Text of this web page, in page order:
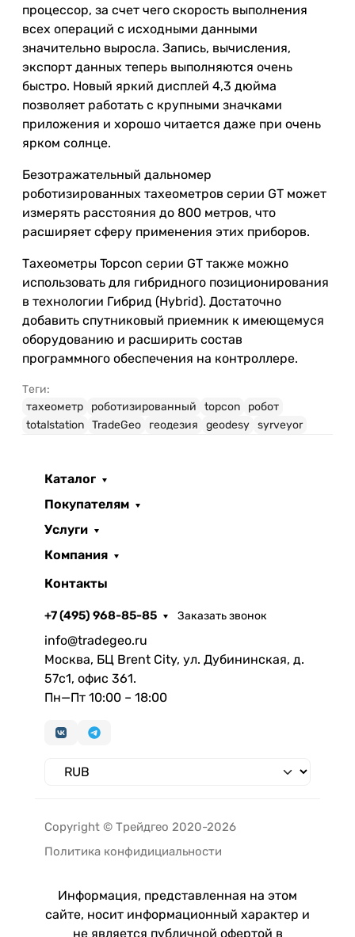
процессор, за счет чего скорость выполнения
всех операций с исходными данными
значительно выросла. Запись, вычисления,
экспорт данных теперь выполняются очень
быстро. Новый яркий дисплей 4,3 дюйма
позволяет работать с крупными значками
приложения и хорошо читается даже при очень
ярком солнце.
Безотражательный дальномер
роботизированных тахеометров серии GT может
измерять расстояния до 800 метров, что
расширяет сферу применения этих приборов.
Тахеометры Topcon серии GT также можно
использовать для гибридного позиционирования
в технологии Гибрид (Hybrid). Достаточно
добавить спутниковый приемник к имеющемуся
оборудованию и расширить состав
программного обеспечения на контроллере.
Теги:
тахеометр
роботизированный topcon
робот
totalstation TradeGeo геодезия geodesy syrveyor
Каталог
Покупателям
Услуги
Компания
Контакты
+7 (495) 968-85-85 Заказать звонок
info@tradegeo.ru
Москва, БЦ Brent City, ул. Дубининская, д.
57с1, офис 361.
Пн—Пт 10:00 – 18:00
Copyright © Трейдгео 2020-2026
Политика конфидициальности
Информация, представленная на этом
сайте, носит информационный характер и
не является публичной офертой в